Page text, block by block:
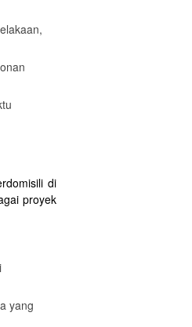
di
proyek
yang